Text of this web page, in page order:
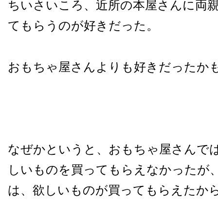
ちいさいころ、近所の本屋さんに両
てもらうのが好きだった。
おもちゃ屋さんよりも好きだったか
なぜかというと、おもちゃ屋さんで
しいものを買ってもらえなかったが
は、欲しいものが買ってもらえたか